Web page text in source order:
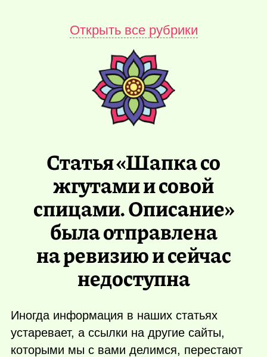
Открыть все рубрики
Статья «Шапка со
жгутами и совой
спицами. Описание»
была отправлена
на ревизию и сейчас
недоступна
Иногда информация в наших статьях
устаревает, а ссылки на другие сайты,
которыми мы с вами делимся, перестают